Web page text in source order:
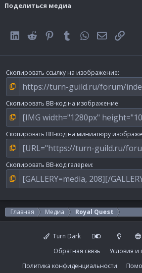
Поделиться медиа
LinkedInReddit PinterestTumblrWhatsApp Ссылка
Скопировать ссылку на изображение
Скопировать BB-код на изображение
Скопировать BB-код на миниатюру
Скопировать BB-код галереи
Главная Медиа Royal Quest
Turn Dark
Обратная связь
Условия и
Политика конфиденциальности